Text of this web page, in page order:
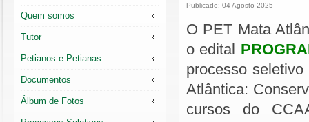
Publicado: 04 Agosto 2025
O PET Mata
o edital
processo
Atlântica:
cursos do
Quem somos
Tutor
Petianos e Petianas
Documentos
Álbum de Fotos